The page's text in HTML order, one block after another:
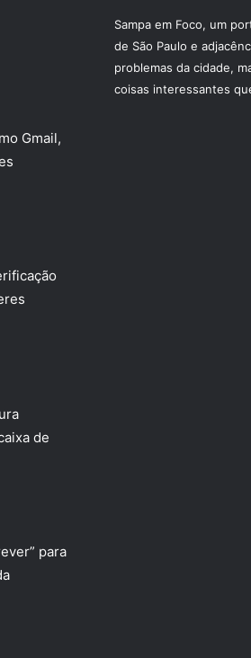
Gmail,
de
para
Sampa em Foco, um
de São Paulo e
problemas da cidade,
coisas interessantes